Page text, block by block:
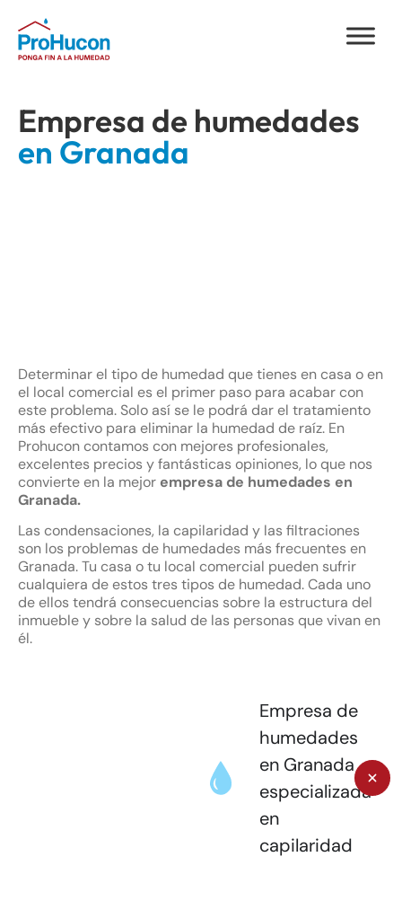
Empresa de humedades
en Granada
Determinar el tipo de humedad que tienes en casa o en
el local comercial es el primer paso para acabar con
este problema. Solo así se le podrá dar el tratamiento
más efectivo para eliminar la humedad de raíz. En
Prohucon contamos con mejores profesionales,
excelentes precios y fantásticas opiniones, lo que nos
convierte en la mejor empresa de humedades en
Granada.
Las condensaciones, la capilaridad y las filtraciones
son los problemas de humedades más frecuentes en
Granada. Tu casa o tu local comercial pueden sufrir
cualquiera de estos tres tipos de humedad. Cada uno
de ellos tendrá consecuencias sobre la estructura del
inmueble y sobre la salud de las personas que vivan en
él.
Empresa de
humedades
en Granada
especializada
en
capilaridad